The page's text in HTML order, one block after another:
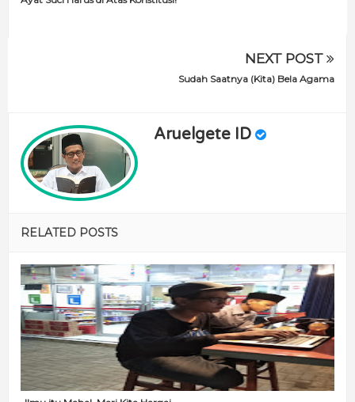
NEXT POST
Sudah Saatnya (Kita) Bela Agama
Aruelgete ID
RELATED POSTS